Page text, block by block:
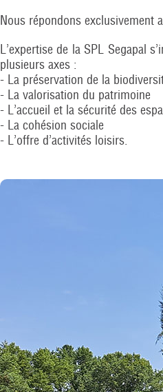
Nous répondons exclusivement
L’expertise de la SPL Segapal
plusieurs axes :
- La préservation de la
- La valorisation du patrimoine
- L’accueil et la sécurité des
- La cohésion sociale
- L’offre d’activités loisirs.